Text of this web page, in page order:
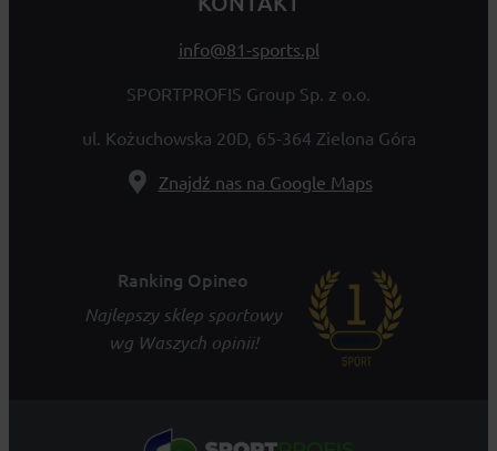
info@81-sports.pl
SPORTPROFIS Group Sp. z o.o.
ul. Kożuchowska 20D, 65-364 Zielona Góra
Znajdź nas na Google Maps
Ranking Opineo
Najlepszy sklep sportowy
wg Waszych opinii!